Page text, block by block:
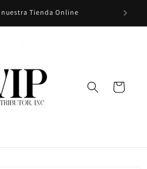
Tienda Online
Carrito